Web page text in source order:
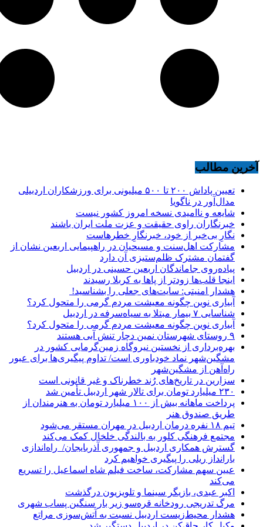
آخرین مطالب
تعیین پاداش ۲۰۰ تا ۵۰۰ میلیونی برای ورزشکاران اردبیلی
مدال‌آور در ناگویا
شایعه و ناامیدی نسخه امروز کشور نیست
خبرنگاران راوی حقیقت و عزت ملت ایران باشند
نگارِ بی‌خبر از خود، خبرنگارِ خطرهاست
مشارکت اهل‌سنت و مسیحیان در راهپیمایی اربعین نشان از
گفتمان مشترک ظلم‌ستیزی آن دارد
پیاده‌روی جاماندگان اربعین حسینی در اردبیل
اینجا قلب‌ها زودتر از پاها به کربلا رسیدند
هشدار امنیتی: سایت‌های جعلی را بشناسید!
آبیاری نوین چگونه معیشت مردم گرمی را متحول کرد؟
شناسایی ۷ بیمار مبتلا به سیاه‌سرفه در اردبیل
آبیاری نوین چگونه معیشت مردم گرمی را متحول کرد؟
۹ روستای شهرستان نمین دچار تنش آبی هستند
بهره‌برداری از نخستین نیروگاه زمین‌گرمایی کشور در
مشگین‌شهر نماد خودباوری است/ تداوم پیگیری‌ها برای عبور
راه‌آهن از مشگین‌شهر
سزارین در تاریخ‌های رُند خطرناک و غیر قانونی است
۲۳۰ میلیارد تومان برای تالار شهر اردبیل تأمین شد
پرداخت ماهانه بیش از ۱۰۰ میلیارد تومان به هنرمندان از
طریق صندوق هنر
تیم ۱۸ نفره درمان اردبیل در مهران مستقر می‌شود
مجتمع فرهنگی کلور به بالندگی خلخال کمک می‌کند
گسترش همکاری اردبیل و جمهوری آذربایجان/ راه‌اندازی
بارانداز ریلی را پیگیری خواهیم کرد
عیین سهم مشارکت، ساخت فیلم شاه‌ اسماعیل را تسریع
می‌کند
اکبر عبدی، بازیگر سینما و تلویزیون درگذشت
مرگ تدریجی رودخانه قره‌سو زیر بار سنگین پساب شهری
هشدار محیط‌زیست اردبیل نسبت به آتش‌سوزی مراتع